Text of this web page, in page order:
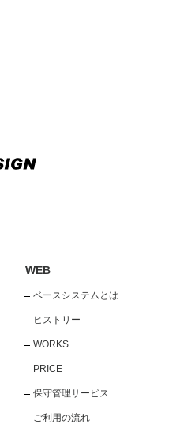
WEB
ベースシステムとは
ヒストリー
WORKS
PRICE
保守管理サービス
ご利用の流れ